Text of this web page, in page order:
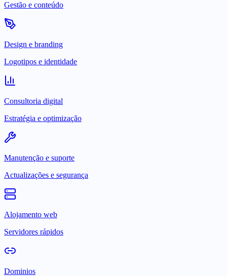
Gestão e conteúdo
Design e branding
Logotipos e identidade
Consultoria digital
Estratégia e optimização
Manutenção e suporte
Actualizações e segurança
Alojamento web
Servidores rápidos
Dominios